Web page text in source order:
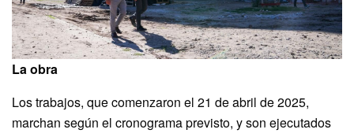
La obra
Los trabajos, que comenzaron el 21 de abril de 2025,
marchan según el cronograma previsto, y son ejecutados